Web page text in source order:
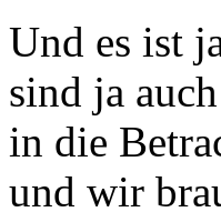
Und es ist
sind ja
in die
und wir